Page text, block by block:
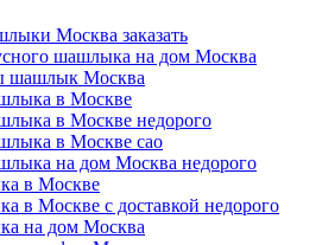
Москва заказать
шашлыка на дом Москва
шашлык Москва
в Москве
в Москве недорого
в Москве сао
на дом Москва недорого
в Москве
в Москве с доставкой недорого
на дом Москва